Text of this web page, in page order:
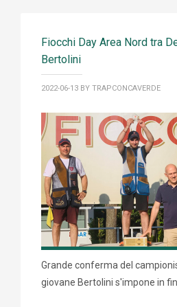
Fiocchi Day Area Nord tra
Bertolini
2022-06-13 BY TRAPCONCAVERDE
Grande conferma del
giovane Bertolini s'impone in